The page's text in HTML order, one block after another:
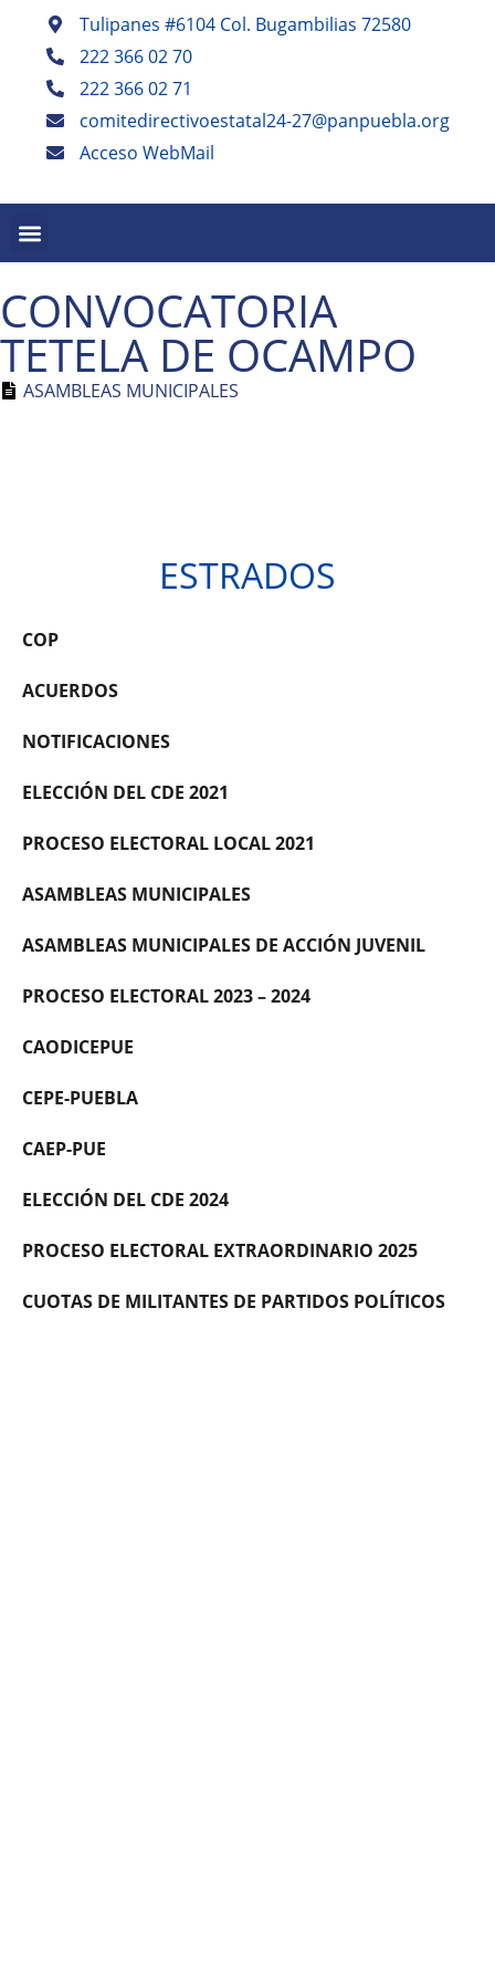
Tulipanes #6104 Col. Bugambilias 72580
222 366 02 70
222 366 02 71
comitedirectivoestatal24-27@panpuebla.org
Acceso WebMail
CONVOCATORIA
TETELA DE OCAMPO
ASAMBLEAS MUNICIPALES
ESTRADOS
COP
ACUERDOS
NOTIFICACIONES
ELECCIÓN DEL CDE 2021
PROCESO ELECTORAL LOCAL 2021
ASAMBLEAS MUNICIPALES
ASAMBLEAS MUNICIPALES DE ACCIÓN JUVENIL
PROCESO ELECTORAL 2023 – 2024
CAODICEPUE
CEPE-PUEBLA
CAEP-PUE
ELECCIÓN DEL CDE 2024
PROCESO ELECTORAL EXTRAORDINARIO 2025
CUOTAS DE MILITANTES DE PARTIDOS POLÍTICOS